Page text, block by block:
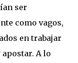
ser
como vagos,
en trabajar
A lo